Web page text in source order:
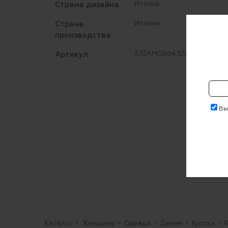
Страна дизайна Италия
Страна
производства
Италия
Артикул S72AM0864 S30357
Каталог Женщины Одежда Деним Куртки